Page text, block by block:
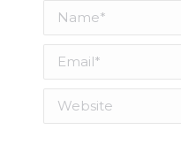
Name *
Email *
Website